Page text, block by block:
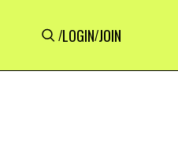
/LOGIN/JOIN